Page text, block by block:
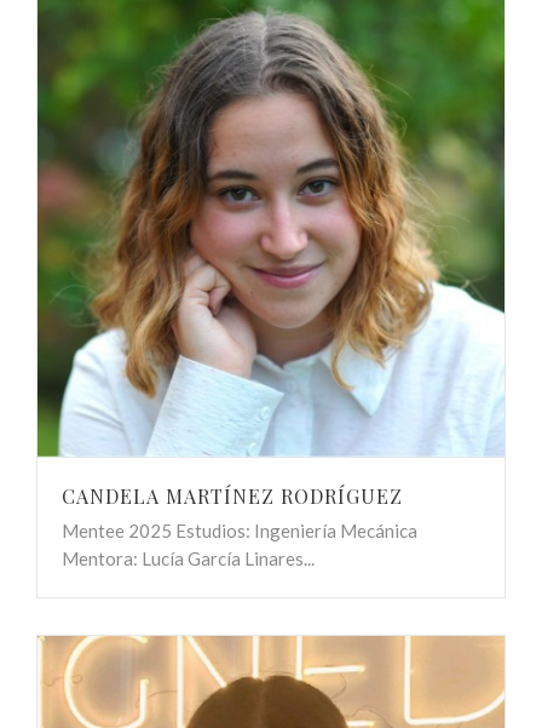
CANDELA MARTÍNEZ RODRÍGUEZ
Mentee 2025 Estudios: Ingeniería Mecánica
Mentora: Lucía García Linares...